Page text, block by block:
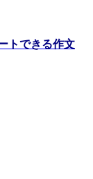
トできる作文